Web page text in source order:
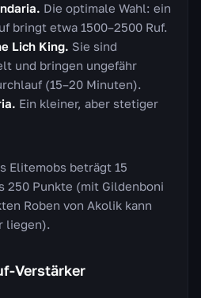
Die optimale Wahl: ein
bringt etwa 1500–2500 Ruf.
Lich King. Sie sind
und bringen ungefähr
(15–20 Minuten).
Ein kleiner, aber stetiger
Elitemobs beträgt 15
250 Punkte (mit Gildenboni
Roben von Akolik kann
liegen).
Verstärker